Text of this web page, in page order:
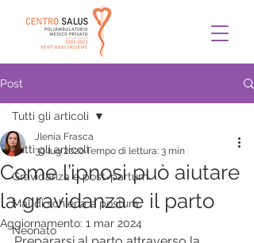
Post
Tutti gli articoli
Gravidanza e post-partum
Mal di schiena e postura
Neonato
Tutti gli articoli
Come l’ipnosi può aiutare
la gravidanza e il parto
Jlenia Frasca
30 lug 2020Tempo di lettura: 3 min
Aggiornamento: 1 mar 2024